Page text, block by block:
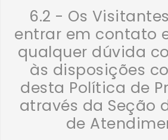
6.2 - Os
entrar em contato
qualquer dúvida
às disposições
desta Política de
através da Seção
de